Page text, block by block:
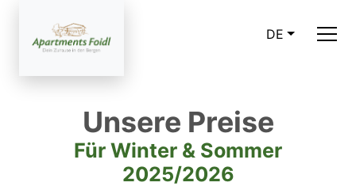
DE
Unsere Preise
Für Winter & Sommer
2025/2026